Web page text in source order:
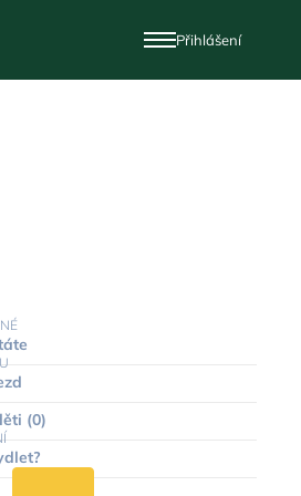
Přihlášení
(0)